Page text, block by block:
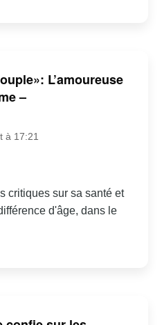
L’amoureuse
–
à 17:21
critiques sur sa santé et
d'âge, dans le